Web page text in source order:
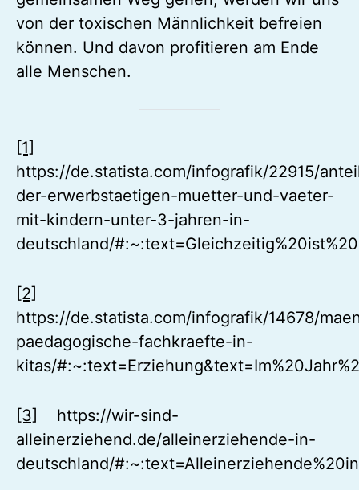
von der toxischen Männlichkeit befreien
können. Und davon profitieren am Ende
alle Menschen.
[1]
https://de.statista.com/infografik/22915/
der-erwerbstaetigen-muetter-und-vaeter-
mit-kindern-unter-3-jahren-in-
deutschland/
[2]
https://de.statista.com/infografik/14678/
paedagogische-fachkraefte-in-
kitas/
[3]
https://wir-sind-
alleinerziehend.de/alleinerziehende-in-
deutschland/